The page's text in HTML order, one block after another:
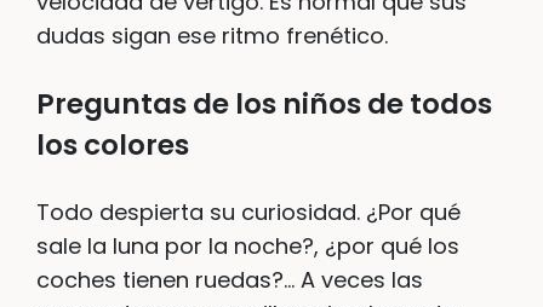
dudas sigan ese ritmo frenético.
Preguntas de los niños de todos
los colores
Todo despierta su curiosidad. ¿Por qué
sale la luna por la noche?, ¿por qué los
coches tienen ruedas?… A veces las